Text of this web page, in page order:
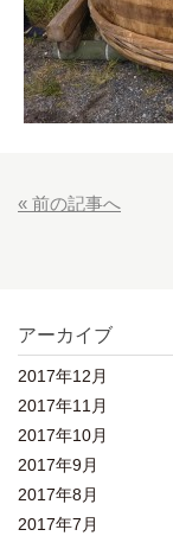
« 前の記事へ
アーカイブ
2017年12月
2017年11月
2017年10月
2017年9月
2017年8月
2017年7月